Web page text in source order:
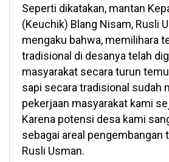
Seperti dikatakan, mantan
(Keuchik) Blang Nisam, Rusli
mengaku bahwa, memilihara
tradisional di desanya telah
masyarakat secara turun
sapi secara tradisional sudah
pekerjaan masyarakat kami
Karena potensi desa kami
sebagai areal pengembangan
Rusli Usman.